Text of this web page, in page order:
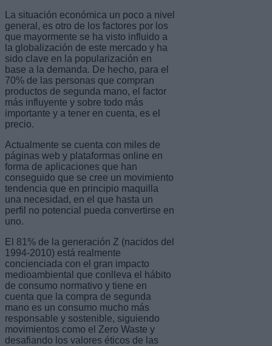
La situación económica un poco a nivel
general, es otro de los factores por los
que mayormente se ha visto influido a
la globalización de este mercado y ha
sido clave en la popularización en
base a la demanda. De hecho, para el
70% de las personas que compran
productos de segunda mano, el factor
más influyente y sobre todo más
importante y a tener en cuenta, es el
precio.
Actualmente se cuenta con miles de
páginas web y plataformas online en
forma de aplicaciones que han
conseguido que se cree un movimiento
tendencia que en principio maquilla
una necesidad, en el que hasta un
perfil no potencial pueda convertirse en
uno.
El 81% de la generación Z (nacidos del
1994-2010) está realmente
concienciada con el gran impacto
medioambiental que conlleva el hábito
de consumo normativo y tiene en
cuenta que la compra de segunda
mano es un consumo mucho más
responsable y sostenible, siguiendo
movimientos como el Zero Waste y
desafiando los valores éticos de las